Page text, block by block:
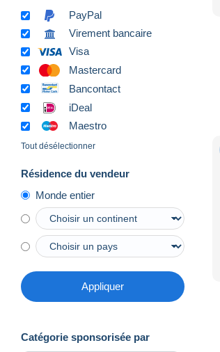
PayPal
Virement bancaire
Visa
Mastercard
Bancontact
iDeal
Maestro
Tout désélectionner
Résidence du vendeur
Monde entier
Appliquer
Catégorie sponsorisée par